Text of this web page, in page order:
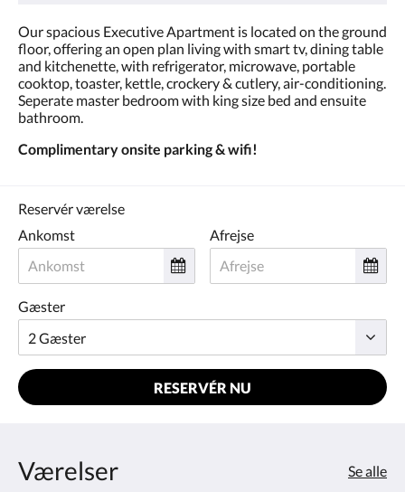
Our spacious Executive Apartment is located on the ground
floor, offering an open plan living with smart tv, dining table
and kitchenette, with refrigerator, microwave, portable
cooktop, toaster, kettle, crockery & cutlery, air-conditioning.
Seperate master bedroom with king size bed and ensuite
bathroom.
Complimentary onsite parking & wifi!
Reservér værelse
Ankomst
Afrejse
Gæster
RESERVÉR NU
Værelser Se alle